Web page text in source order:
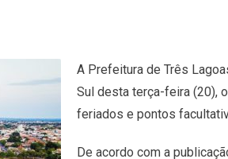
A Prefeitura de Três
Sul desta terça-feira (20),
feriados e pontos
De acordo com a